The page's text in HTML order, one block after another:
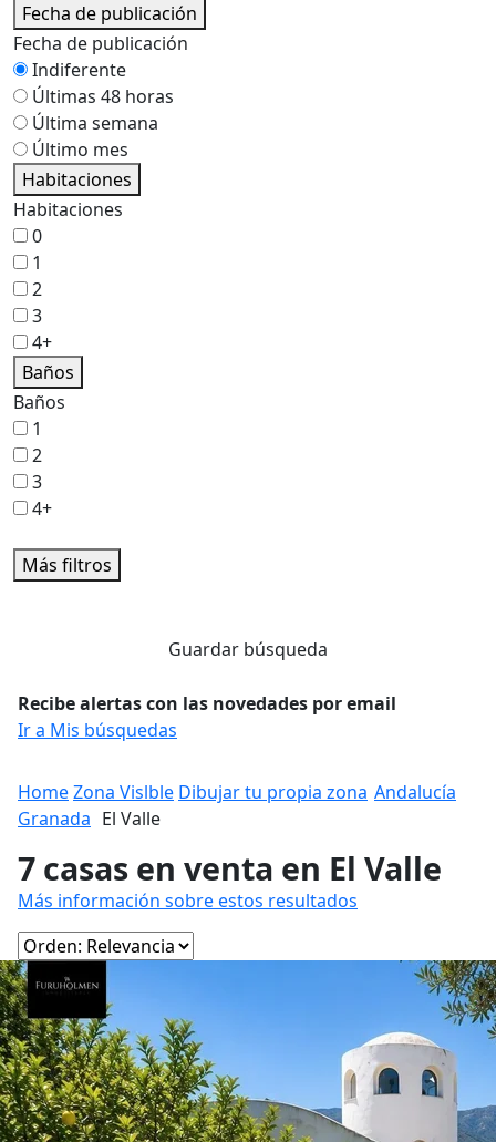
Fecha de publicación
Fecha de publicación
Indiferente
Últimas 48 horas
Última semana
Último mes
Habitaciones
Habitaciones
0
1
2
3
4+
Baños
Baños
1
2
3
4+
Más filtros
Guardar búsqueda
Recibe alertas con las novedades por email
Ir a Mis búsquedas
HomeZona Vislble Dibujar tu propia zona Andalucía
Granada El Valle
7 casas en venta en El Valle
Más información sobre estos resultados